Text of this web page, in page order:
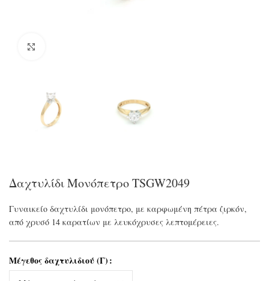
Δαχτυλίδι Μονόπετρο TSGW2049
Γυναικείο δαχτυλίδι μονόπετρο, με καρφωμένη πέτρα ζιρκόν,
από χρυσό 14 καρατίων με λευκόχρυσες λεπτομέρειες.
Μέγεθος δαχτυλιδιού (Γ)